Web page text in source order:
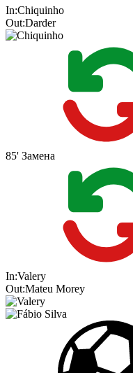
In:Chiquinho
Out:Darder
85' Замена
In:Valery
Out:Mateu Morey